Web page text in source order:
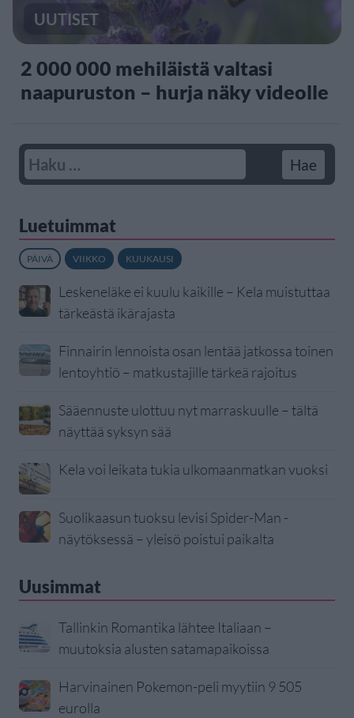
UUTISET
2 000 000 mehiläistä valtasi
naapuruston – hurja näky videolle
Luetuimmat
PÄIVÄ VIIKKO KUUKAUSI
Leskeneläke ei kuulu kaikille – Kela muistuttaa
tärkeästä ikärajasta
Finnairin lennoista osan lentää jatkossa toinen
lentoyhtiö – matkustajille tärkeä rajoitus
Sääennuste ulottuu nyt marraskuulle – tältä
näyttää syksyn sää
Kela voi leikata tukia ulkomaanmatkan vuoksi
Suolikaasun tuoksu levisi Spider-Man -
näytöksessä – yleisö poistui paikalta
Uusimmat
Tallinkin Romantika lähtee Italiaan –
muutoksia alusten satamapaikoissa
Harvinainen Pokemon-peli myytiin 9 505
eurolla